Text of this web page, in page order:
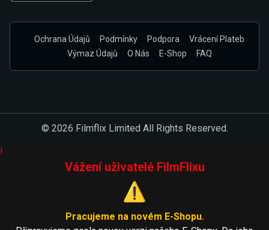
Ochrana Údajů Podmínky Podpora
Vrácení Plateb
Výmaz Údajů
O Nás E-Shop FAQ
© 2026 Filmflix Limited All Rights Reserved.
i
Vážení uživatelé FilmFlixu
⚠️
Pracujeme na novém E-Shopu.